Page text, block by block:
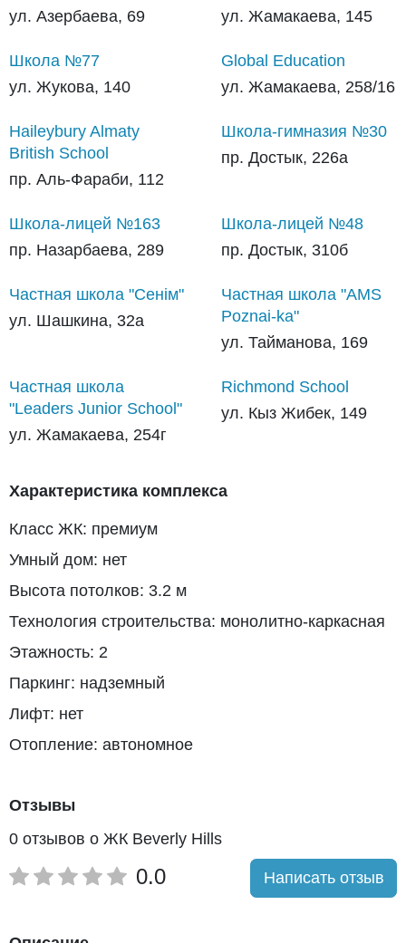
ул. Азербаева, 69
ул. Жамакаева, 145
Школа №77
ул. Жукова, 140
Global Education
ул. Жамакаева, 258/16
Haileybury Almaty
British School
пр. Аль-Фараби, 112
Школа-гимназия №30
пр. Достык, 226а
Школа-лицей №163
пр. Назарбаева, 289
Школа-лицей №48
пр. Достык, 310б
Частная школа "Сенім"
ул. Шашкина, 32а
Частная школа "AMS
Poznai-ka"
ул. Тайманова, 169
Частная школа
"Leaders Junior School"
ул. Жамакаева, 254г
Richmond School
ул. Кыз Жибек, 149
Характеристика комплекса
Класс ЖК: премиум
Умный дом: нет
Высота потолков: 3.2 м
Технология строительства: монолитно-каркасная
Этажность: 2
Паркинг: надземный
Лифт: нет
Отопление: автономное
Отзывы
0 отзывов о ЖК Beverly Hills
0.0 Написать отзыв